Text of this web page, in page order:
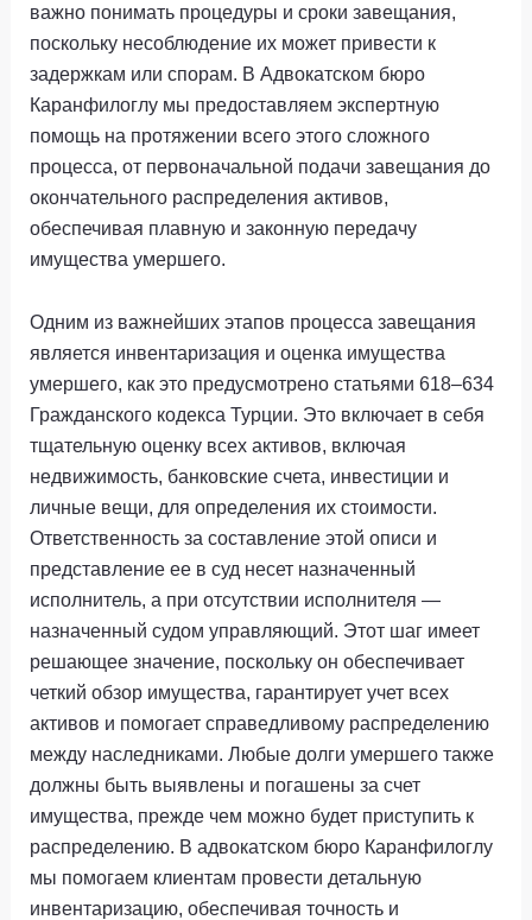
важно понимать процедуры и сроки завещания,
поскольку несоблюдение их может привести к
задержкам или спорам. В Адвокатском бюро
Каранфилоглу мы предоставляем экспертную
помощь на протяжении всего этого сложного
процесса, от первоначальной подачи завещания до
окончательного распределения активов,
обеспечивая плавную и законную передачу
имущества умершего.
Одним из важнейших этапов процесса завещания
является инвентаризация и оценка имущества
умершего, как это предусмотрено статьями 618–634
Гражданского кодекса Турции. Это включает в себя
тщательную оценку всех активов, включая
недвижимость, банковские счета, инвестиции и
личные вещи, для определения их стоимости.
Ответственность за составление этой описи и
представление ее в суд несет назначенный
исполнитель, а при отсутствии исполнителя —
назначенный судом управляющий. Этот шаг имеет
решающее значение, поскольку он обеспечивает
четкий обзор имущества, гарантирует учет всех
активов и помогает справедливому распределению
между наследниками. Любые долги умершего также
должны быть выявлены и погашены за счет
имущества, прежде чем можно будет приступить к
распределению. В адвокатском бюро Каранфилоглу
мы помогаем клиентам провести детальную
инвентаризацию, обеспечивая точность и